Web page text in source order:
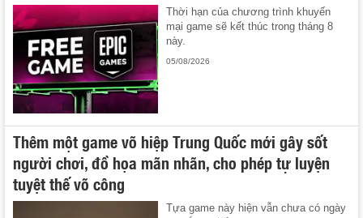
Thời hạn của chương trình khuyến
mại game sẽ kết thúc trong tháng 8
này.
05/08/2026
Thêm một game võ hiệp Trung Quốc mới gây sốt
người chơi, đồ họa mãn nhãn, cho phép tự luyện
tuyệt thế võ công
Tựa game này hiện vẫn chưa có ngày